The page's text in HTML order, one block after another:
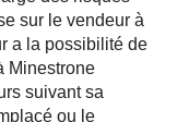
sur le vendeur à
a la possibilité de
Minestrone
suivant sa
ou le